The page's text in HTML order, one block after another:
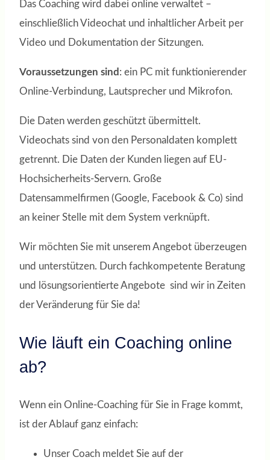
Das Coaching wird dabei online verwaltet –
einschließlich Videochat und inhaltlicher Arbeit per
Video und Dokumentation der Sitzungen.
Voraussetzungen sind : ein PC mit funktionierender
Online-Verbindung, Lautsprecher und Mikrofon.
Die Daten werden geschützt übermittelt.
Videochats sind von den Personaldaten komplett
getrennt. Die Daten der Kunden liegen auf EU-
Hochsicherheits-Servern. Große
Datensammelfirmen (Google, Facebook & Co) sind
an keiner Stelle mit dem System verknüpft.
Wir möchten Sie mit unserem Angebot überzeugen
und unterstützen. Durch fachkompetente Beratung
und lösungsorientierte Angebote sind wir in Zeiten
der Veränderung für Sie da!
Wie läuft ein Coaching online
ab?
Wenn ein Online-Coaching für Sie in Frage kommt,
ist der Ablauf ganz einfach:
Unser Coach meldet Sie auf der